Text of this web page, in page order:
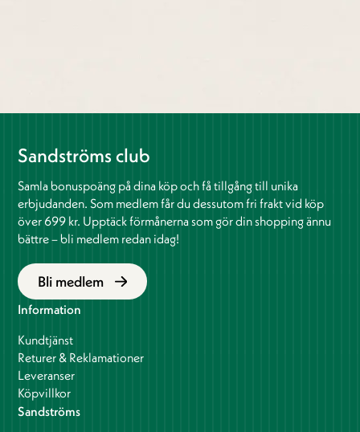
Sandströms club
Samla bonuspoäng på dina köp och få tillgång till unika
erbjudanden. Som medlem får du dessutom fri frakt vid köp
över 699 kr. Upptäck förmånerna som gör din shopping ännu
bättre – bli medlem redan idag!
Bli medlem
Information
Kundtjänst
Returer & Reklamationer
Leveranser
Köpvillkor
Sandströms